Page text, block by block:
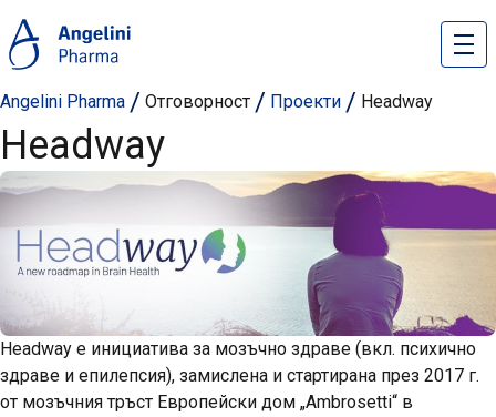
Angelini Pharma Отговорност Проекти Headway
Headway
Headway е инициатива за мозъчно здраве (вкл. психично
здраве и епилепсия), замислена и стартирана през 2017 г.
от мозъчния тръст Европейски дом „Ambrosetti“ в